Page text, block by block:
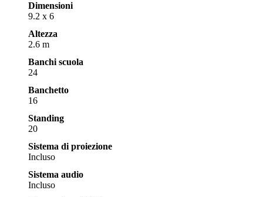
Dimensioni
9.2 x 6
Altezza
2.6 m
Banchi scuola
24
Banchetto
16
Standing
20
Sistema di proiezione
Incluso
Sistema audio
Incluso